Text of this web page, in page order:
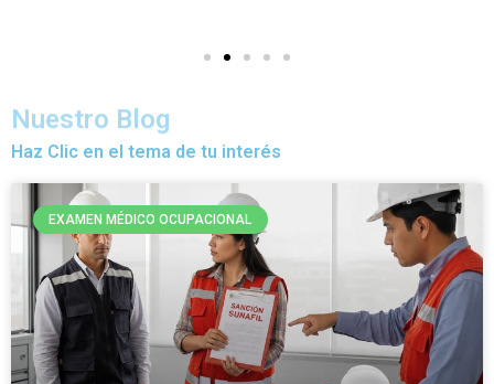
Nuestro Blog
Haz Clic en el tema de tu interés
EXAMEN MÉDICO OCUPACIONAL